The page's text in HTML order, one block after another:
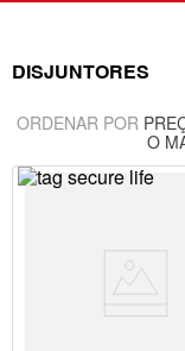
DISJUNTORES
ORDENAR POR
O